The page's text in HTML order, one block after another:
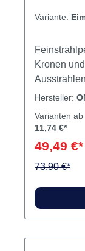
Variante:
Kronen
Hersteller:
Varianten ab
11,74 €*
49,49 €*
73,90 €*